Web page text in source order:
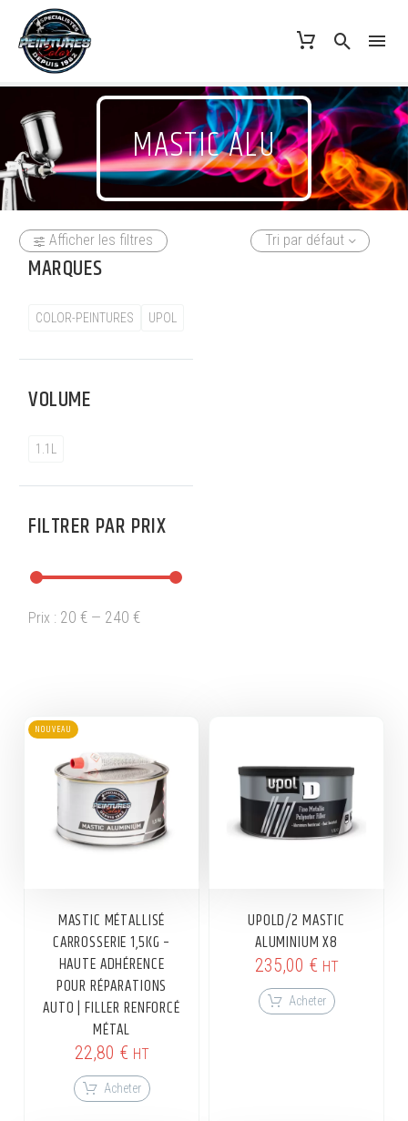
MASTIC ALU
Afficher les filtres
MARQUES
COLOR-PEINTURES UPOL
VOLUME
1.1L
FILTRER PAR PRIX
Prix : 20 € — 240 €
Tri par défaut
NOUVEAU
MASTIC MÉTALLISÉ
CARROSSERIE 1,5KG –
HAUTE ADHÉRENCE
POUR RÉPARATIONS
AUTO | FILLER RENFORCÉ
MÉTAL
22,80 € HT
Acheter
UPOLD/2 MASTIC
ALUMINIUM X8
235,00 € HT
Acheter